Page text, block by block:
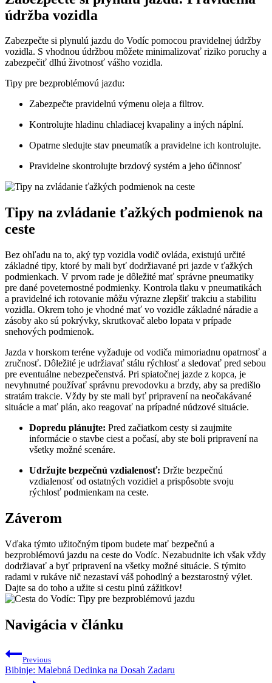
údržba vozidla
Zabezpečte si plynulú jazdu do Vodíc pomocou pravidelnej údržby
vozidla. S vhodnou údržbou môžete minimalizovať riziko poruchy a
zabezpečiť dlhú životnosť vášho vozidla.
Tipy pre bezproblémovú jazdu:
Zabezpečte pravidelnú výmenu oleja a filtrov.
Kontrolujte hladinu chladiacej kvapaliny a iných náplní.
Opatrne sledujte stav pneumatík a pravidelne ich kontrolujte.
Pravidelne skontrolujte brzdový systém a jeho účinnosť
Tipy na zvládanie ťažkých podmienok na
ceste
Bez ohľadu na to, aký typ vozidla vodič ovláda, existujú určité
základné tipy, ktoré by mali byť dodržiavané pri jazde v ťažkých
podmienkach. V prvom rade je dôležité mať správne pneumatiky
pre dané poveternostné podmienky. Kontrola tlaku v pneumatikách
a pravidelné ich rotovanie môžu výrazne zlepšiť trakciu a stabilitu
vozidla. Okrem toho je vhodné mať vo vozidle základné náradie a
zásoby ako sú pokrývky, skrutkovač alebo lopata v prípade
snehových podmienok.
Jazda v horskom teréne vyžaduje od vodiča mimoriadnu opatrnosť a
zručnosť. Dôležité je udržiavať stálu rýchlosť a sledovať pred sebou
pre eventuálne nebezpečenstvá. Pri spiatočnej jazde z kopca, je
nevyhnutné používať správnu prevodovku a brzdy, aby sa predišlo
stratám trakcie. Vždy by ste mali byť pripravení na neočakávané
situácie a mať plán, ako reagovať na prípadné núdzové situácie.
Dopredu plánujte: Pred začiatkom cesty si zaujmite
informácie o stavbe ciest a počasí, aby ste boli pripravení na
všetky možné scenáre.
Udržujte bezpečnú vzdialenosť: Držte bezpečnú
vzdialenosť od ostatných vozidiel a prispôsobte svoju
rýchlosť podmienkam na ceste.
Záverom
Vďaka týmto užitočným tipom budete mať bezpečnú a
bezproblémovú jazdu na ceste do Vodíc. Nezabudnite ich však vždy
dodržiavať a byť pripravení na všetky možné situácie. S týmito
radami v rukáve nič nezastaví váš pohodlný a bezstarostný výlet.
Dajte sa do toho a užite si cestu plnú zážitkov!
Navigácia v článku
Previous
Bibinje: Malebná Dedinka na Dosah Zadaru